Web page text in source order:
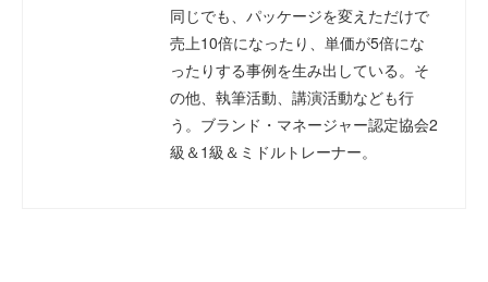
同じでも、パッケージを変えただけで
売上10倍になったり、単価が5倍にな
ったりする事例を生み出している。そ
の他、執筆活動、講演活動なども行
う。ブランド・マネージャー認定協会2
級＆1級＆ミドルトレーナー。